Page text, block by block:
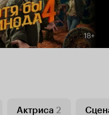
Актриса 2